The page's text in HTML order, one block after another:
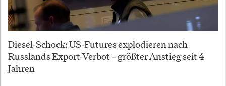
Diesel-Schock: US-Futures explodieren nach
Russlands Export-Verbot – größter Anstieg seit 4
Jahren